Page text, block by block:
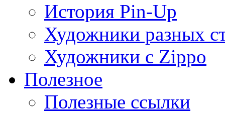
История Pin-Up
Художники разных
Художники с Zippo
Полезное
Полезные ссылки